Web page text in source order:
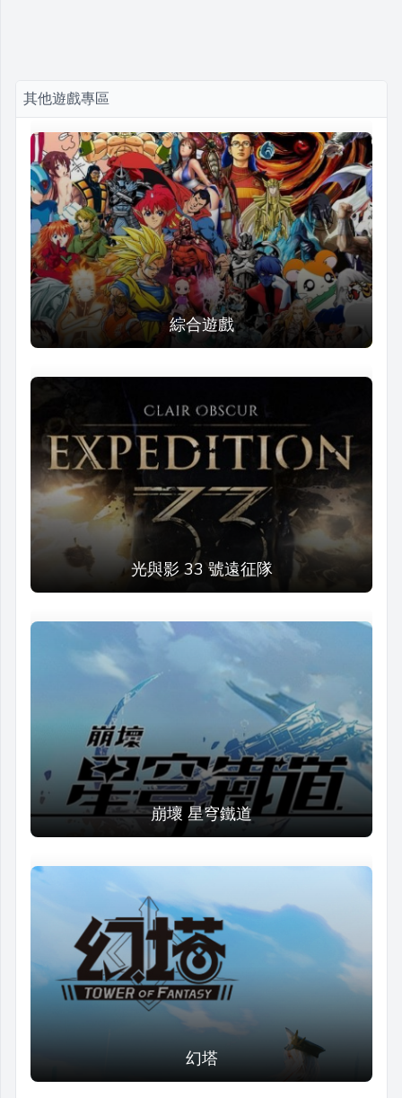
其他遊戲專區
綜合遊戲
光與影 33 號遠征隊
崩壞 星穹鐵道
幻塔